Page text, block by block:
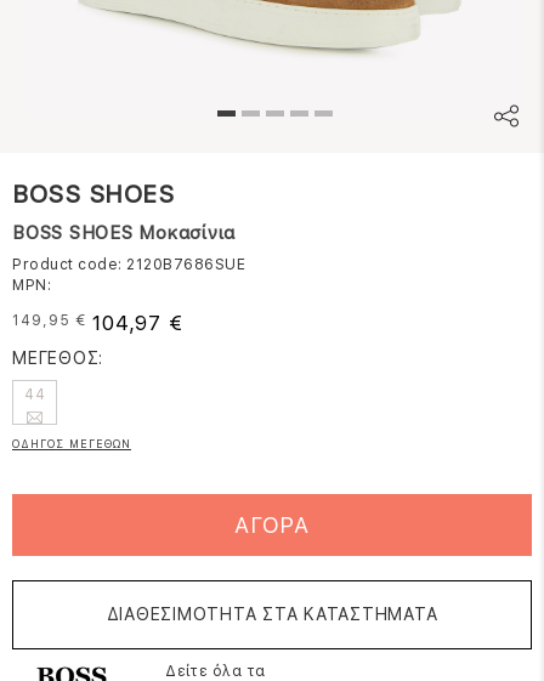
BOSS SHOES
BOSS SHOES Μοκασίνια
Product code: 2120B7686SUE
MPN:
149,95 € 104,97 €
ΜΕΓΕΘΟΣ:
44
ΟΔΗΓΟΣ ΜΕΓΕΘΩΝ
ΑΓΟΡΑ
ΔΙΑΘΕΣΙΜΟΤΗΤΑ ΣΤΑ ΚΑΤΑΣΤΗΜΑΤΑ
Δείτε όλα τα